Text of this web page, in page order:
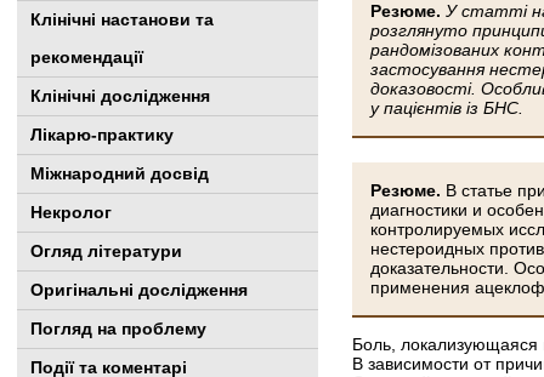
Клінiчні настанови та
рекомендації
Клінічні дослідження
Лікарю-практику
Міжнародний досвід
Некролог
Огляд літератури
Оригінальні дослідження
Погляд на проблему
Події та коментарі
Резюме. У статті
розглянуто
рандомізованих
застосування
доказовості.
у пацієнтів із БНС.
Резюме. В статье
диагностики и
контролируемых
нестероидных
доказательности.
применения
Боль, локализующаяся
В зависимости от